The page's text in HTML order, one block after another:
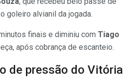
goleiro alvianil da jogada.
finais e diminiu com Tiago
após cobrança de escanteio.
de pressão do Vitória